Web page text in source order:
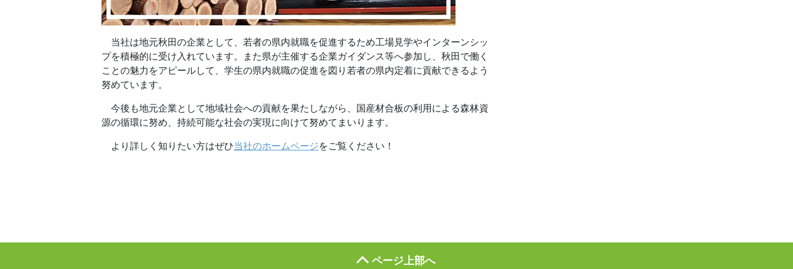
当社は地元秋田の企業として、若者の県内就職を促進するため工場見学やインターンシッ
プを積極的に受け入れています。また県が主催する企業ガイダンス等へ参加し、秋田で働く
ことの魅力をアピールして、学生の県内就職の促進を図り若者の県内定着に貢献できるよう
努めています。
今後も地元企業として地域社会への貢献を果たしながら、国産材合板の利用による森林資
源の循環に努め、持続可能な社会の実現に向けて努めてまいります。
より詳しく知りたい方はぜひ当社のホームページをご覧ください！
ページ上部へ